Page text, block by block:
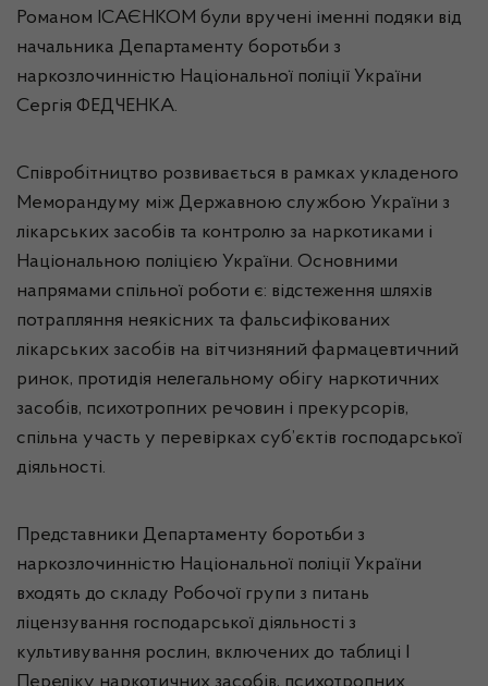
Романом ІСАЄНКОМ були вручені іменні подяки від
начальника Департаменту боротьби з
наркозлочинністю Національної поліції України
Сергія ФЕДЧЕНКА.
Співробітництво розвивається в рамках укладеного
Меморандуму між Державною службою України з
лікарських засобів та контролю за наркотиками і
Національною поліцією України. Основними
напрямами спільної роботи є: відстеження шляхів
потрапляння неякісних та фальсифікованих
лікарських засобів на вітчизняний фармацевтичний
ринок, протидія нелегальному обігу наркотичних
засобів, психотропних речовин і прекурсорів,
спільна участь у перевірках суб’єктів господарської
діяльності.
Представники Департаменту боротьби з
наркозлочинністю Національної поліції України
входять до складу Робочої групи з питань
ліцензування господарської діяльності з
культивування рослин, включених до таблиці I